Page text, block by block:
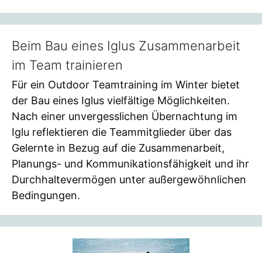
Beim Bau eines Iglus Zusammenarbeit
im Team trainieren
Für ein Outdoor Teamtraining im Winter bietet
der Bau eines Iglus vielfältige Möglichkeiten.
Nach einer unvergesslichen Übernachtung im
Iglu reflektieren die Teammitglieder über das
Gelernte in Bezug auf die Zusammenarbeit,
Planungs- und Kommunikationsfähigkeit und ihr
Durchhaltevermögen unter außergewöhnlichen
Bedingungen.